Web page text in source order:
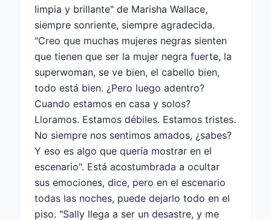
limpia y brillante" de Marisha Wallace,
siempre sonriente, siempre agradecida.
"Creo que muchas mujeres negras sienten
que tienen que ser la mujer negra fuerte, la
superwoman, se ve bien, el cabello bien,
todo está bien. ¿Pero luego adentro?
Cuando estamos en casa y solos?
Lloramos. Estamos débiles. Estamos tristes.
No siempre nos sentimos amados, ¿sabes?
Y eso es algo que quería mostrar en el
escenario". Está acostumbrada a ocultar
sus emociones, dice, pero en el escenario
todas las noches, puede dejarlo todo en el
piso. "Sally llega a ser un desastre, y me